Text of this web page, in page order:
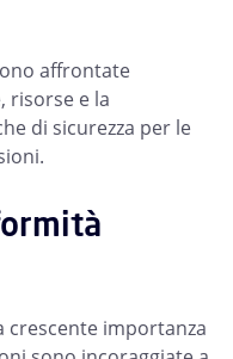
affrontate
risorse e la
di sicurezza per le
crescente importanza